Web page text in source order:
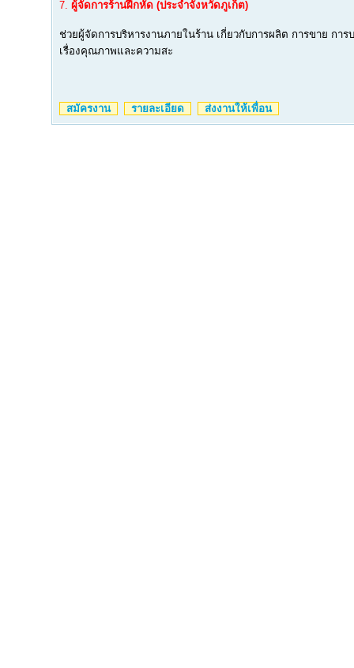
7. ผู้จัดการร้านฝึกหัด (ประจำจังหวัดภูเก็ต)
ช่วยผู้จัดการบริหารงานภายในร้าน เกี่ยวกับการผลิต การขาย การ
เรื่องคุณภาพและความสะ
สมัครงาน รายละเอียด ส่งงานให้เพื่อน